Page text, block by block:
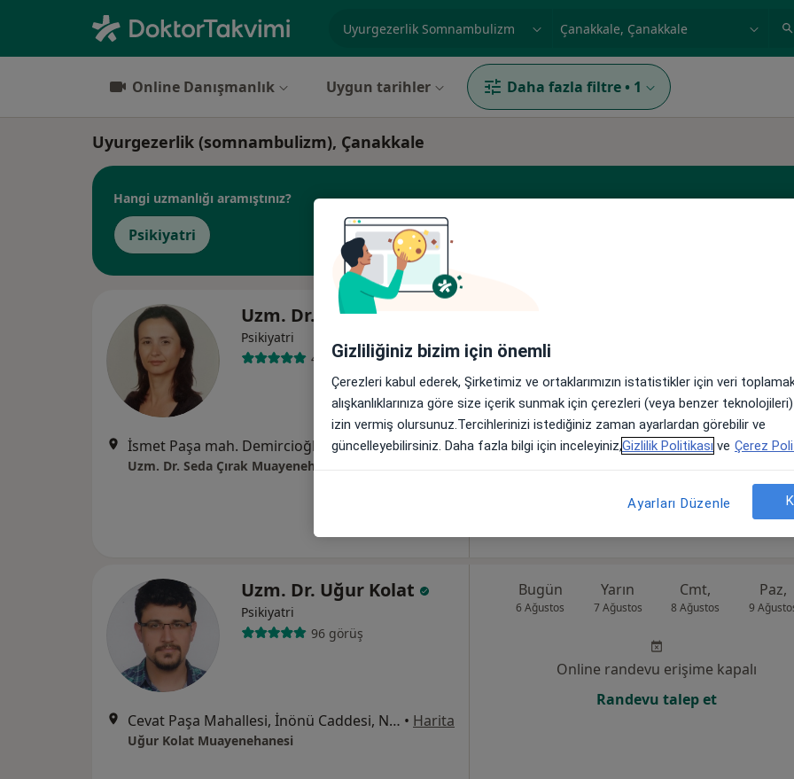
Online Danışmanlık Uygun tarihler Daha fazla filtre • 1
Uyurgezerlik (somnambulizm), Çanakkale
Hangi uzmanlığı aramıştınız?
Psikiyatri
Uzm. Dr. Seda Mertol
Psikiyatri
46 görüş
İsmet Paşa mah. Demircioğlu cad. Bayar Premium evleri D blok Kat:4 Daire 39, Çanakkale •Harita
Uzm. Dr. Seda Çırak Muayenehanesi
Online randevu erişime kapalı
Randevu talep et
Uzm. Dr. Uğur Kolat
Psikiyatri
96 görüş
Cevat Paşa Mahallesi, İnönü Caddesi, No:43 A Blok Kat:1 Daire:3 (Çanakkale İŞKUR karşısı, MİGROS’un üst katı), Çanakkale • Harita
Uğur Kolat Muayenehanesi
Bugün
6 Ağustos
Yarın
7 Ağustos
Cmt,
8 Ağustos
Paz,
9
Online randevu erişime kapalı
Randevu talep et
Gizliliğiniz bizim için önemli
Çerezleri kabul ederek, Şirketimiz ve ortaklarımızın istatistikler için veri
alışkanlıklarınıza göre size içerik sunmak için çerezleri (veya benzer
izin vermiş olursunuz.Tercihlerinizi istediğiniz zaman ayarlardan görebilir ve
güncelleyebilirsiniz. Daha fazla bilgi için inceleyiniz,Gizlilik Politikası ve Çerez
Ayarları Düzenle